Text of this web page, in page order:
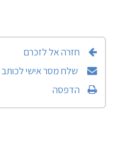
חזרה אל לזכרם
שלח מסר אישי
הדפסה